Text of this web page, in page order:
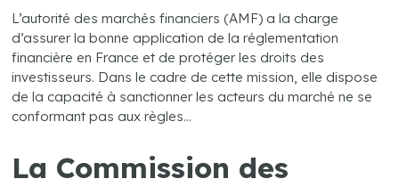
L’autorité des marchés financiers (AMF) a la charge
d’assurer la bonne application de la réglementation
financière en France et de protéger les droits des
investisseurs. Dans le cadre de cette mission, elle dispose
de la capacité à sanctionner les acteurs du marché ne se
conformant pas aux règles…
La Commission des